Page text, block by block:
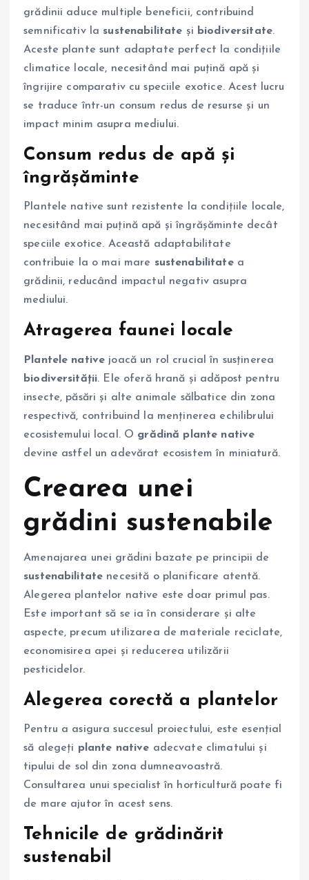
grădinii aduce multiple beneficii, contribuind
semnificativ la sustenabilitate și biodiversitate.
Aceste plante sunt adaptate perfect la condițiile
climatice locale, necesitând mai puțină apă și
îngrijire comparativ cu speciile exotice. Acest lucru
se traduce într-un consum redus de resurse și un
impact minim asupra mediului.
Consum redus de apă și
îngrășăminte
Plantele native sunt rezistente la condițiile locale,
necesitând mai puțină apă și îngrășăminte decât
speciile exotice. Această adaptabilitate
contribuie la o mai mare sustenabilitatea
grădinii, reducând impactul negativ asupra
mediului.
Atragerea faunei locale
Plantele native joacă un rol crucial în susținerea
biodiversității. Ele oferă hrană și adăpost pentru
insecte, păsări și alte animale sălbatice din zona
respectivă, contribuind la menținerea echilibrului
ecosistemului local. O grădină plante native
devine astfel un adevărat ecosistem în miniatură.
Crearea unei
grădini sustenabile
Amenajarea unei grădini bazate pe principii de
sustenabilitate necesită o planificare atentă.
Alegerea plantelor native este doar primul pas.
Este important să se ia în considerare și alte
aspecte, precum utilizarea de materiale reciclate,
economisirea apei și reducerea utilizării
pesticidelor.
Alegerea corectă a plantelor
Pentru a asigura succesul proiectului, este esențial
să alegeți plante native adecvate climatului și
tipului de sol din zona dumneavoastră.
Consultarea unui specialist în horticultură poate fi
de mare ajutor în acest sens.
Tehnicile de grădinărit
sustenabil